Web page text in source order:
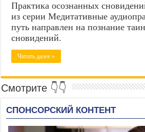
Практика осознанных
из серии Медитативные
путь направлен на познание
сновидений.
Читать далее »
Смотрите 👇👇